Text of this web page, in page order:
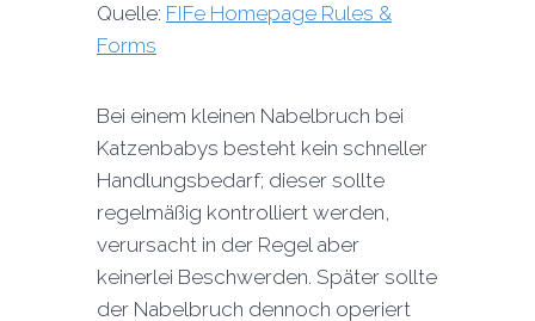
Quelle: FIFeHomepage Rules &
Forms
Bei einem kleinen Nabelbruch bei
Katzenbabys besteht kein schneller
Handlungsbedarf; dieser sollte
regelmäßig kontrolliert werden,
verursacht in der Regel aber
keinerlei Beschwerden. Später sollte
der Nabelbruch dennoch operiert